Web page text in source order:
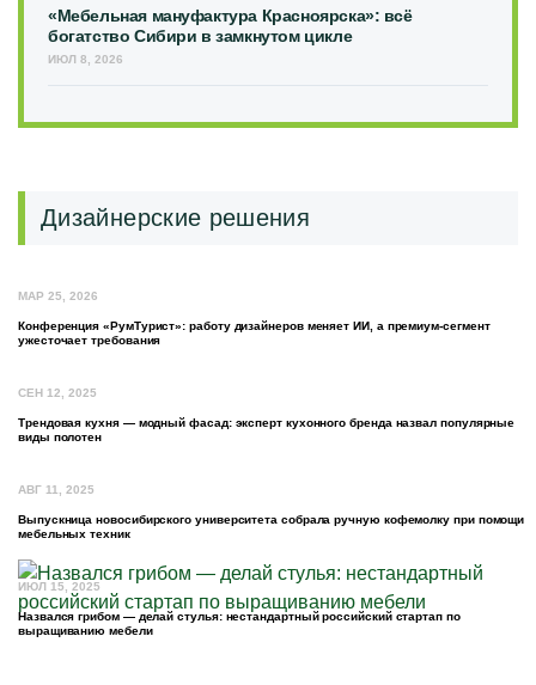
«Мебельная мануфактура Красноярска»: всё
богатство Сибири в замкнутом цикле
ИЮЛ 8, 2026
Дизайнерские решения
МАР 25, 2026
Конференция «РумТурист»: работу дизайнеров меняет ИИ, а премиум-сегмент
ужесточает требования
СЕН 12, 2025
Трендовая кухня — модный фасад: эксперт кухонного бренда назвал популярные
виды полотен
АВГ 11, 2025
Выпускница новосибирского университета собрала ручную кофемолку при помощи
мебельных техник
ИЮЛ 15, 2025
Назвался грибом — делай стулья: нестандартный российский стартап по
выращиванию мебели